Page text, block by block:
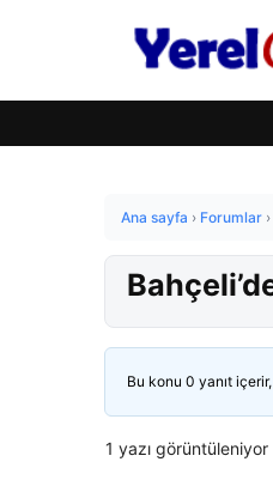
Ana sayfa › Forumlar ›
Bu konu 0 yanıt
1 yazı